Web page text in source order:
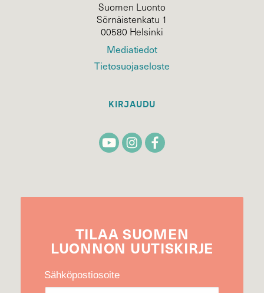
Suomen Luonto
Sörnäistenkatu 1
00580 Helsinki
Mediatiedot
Tietosuojaseloste
KIRJAUDU
TILAA SUOMEN
LUONNON UUTIS­KIRJE
Sähköpostiosoite